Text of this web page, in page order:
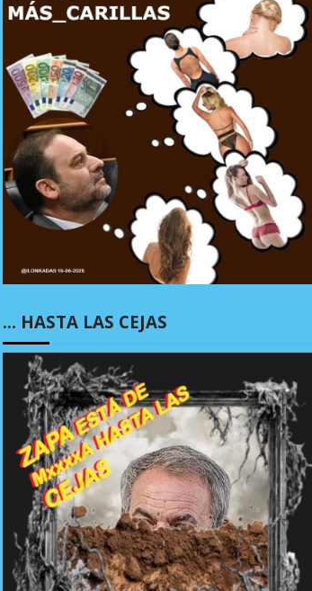
… HASTA LAS CEJAS